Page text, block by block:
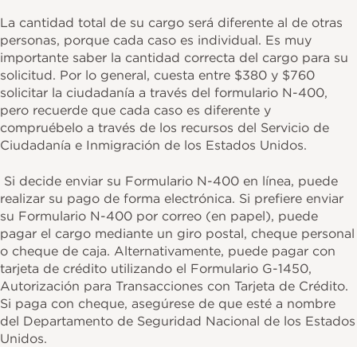
La cantidad total de su cargo será diferente al de otras
personas, porque cada caso es individual. Es muy
importante saber la cantidad correcta del cargo para su
solicitud. Por lo general, cuesta entre $380 y $760
solicitar la ciudadanía a través del formulario N-400,
pero recuerde que cada caso es diferente y
compruébelo a través de los recursos del Servicio de
Ciudadanía e Inmigración de los Estados Unidos.
Si decide enviar su Formulario N-400 en línea, puede
realizar su pago de forma electrónica. Si prefiere enviar
su Formulario N-400 por correo (en papel), puede
pagar el cargo mediante un giro postal, cheque personal
o cheque de caja. Alternativamente, puede pagar con
tarjeta de crédito utilizando el Formulario G-1450,
Autorización para Transacciones con Tarjeta de Crédito.
Si paga con cheque, asegúrese de que esté a nombre
del Departamento de Seguridad Nacional de los Estados
Unidos.